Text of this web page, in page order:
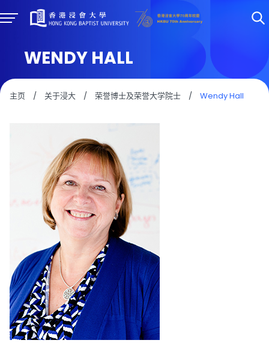
WENDY HALL
主页 / 关于浸大 / 荣誉博士及荣誉大学院士 / Wendy Hall